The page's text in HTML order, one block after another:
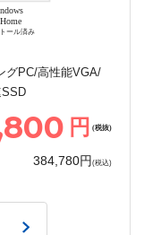
ール済み
グPC/高性能VGA/
円 (税抜)
384,780円 (税込)